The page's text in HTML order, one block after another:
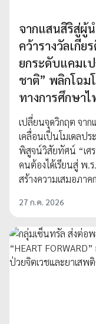
จากแสนสิริสู่ผู้
คว้ารางวัลเกี
ยกระดับแคมเ
ชาติ” พลิกโฉม
ทางการศึกษาไ
เปลี่ยนจุดวิกฤต จาก
เคลื่อนเป็นโมเดลป
พิสูจน์วิสัยทัศน์ “เศ
คนต้องได้เรียนสู่ พ.
สร้างความเสมอภาค
27 ก.ค. 2026